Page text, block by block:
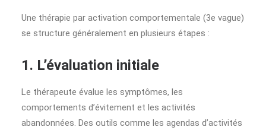
Une thérapie par activation comportementale (3e vague)
se structure généralement en plusieurs étapes :
1. L’évaluation initiale
Le thérapeute évalue les symptômes, les
comportements d’évitement et les activités
abandonnées. Des outils comme les agendas d’activités